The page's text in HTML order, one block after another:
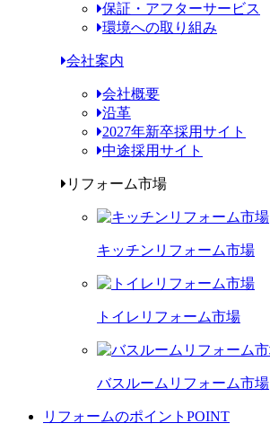
保証・アフターサービス
環境への取り組み
会社案内
会社概要
沿革
2027年新卒採用サイト
中途採用サイト
リフォーム市場
キッチンリフォーム市場
トイレリフォーム市場
バスルームリフォーム市場
リフォームのポイント POINT